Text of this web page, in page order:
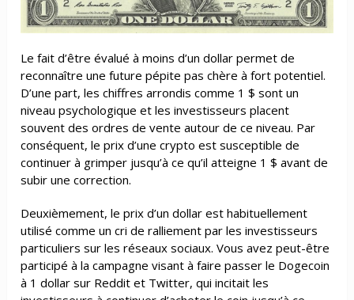
Le fait d’être évalué à moins d’un dollar permet de
reconnaître une future pépite pas chère à fort potentiel.
D’une part, les chiffres arrondis comme 1 $ sont un
niveau psychologique et les investisseurs placent
souvent des ordres de vente autour de ce niveau. Par
conséquent, le prix d’une crypto est susceptible de
continuer à grimper jusqu’à ce qu’il atteigne 1 $ avant de
subir une correction.
Deuxièmement, le prix d’un dollar est habituellement
utilisé comme un cri de ralliement par les investisseurs
particuliers sur les réseaux sociaux. Vous avez peut-être
participé à la campagne visant à faire passer le Dogecoin
à 1 dollar sur Reddit et Twitter, qui incitait les